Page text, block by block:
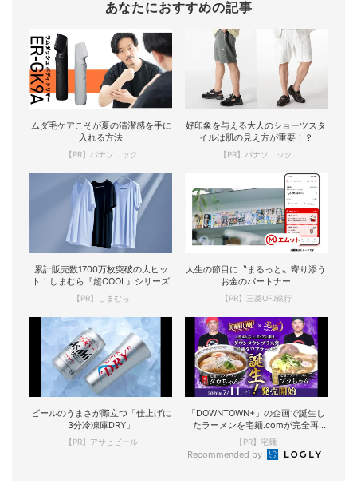
あなたにおすすめの記事
ムダ毛ケアこそが夏の清潔感を手に
入れる方法
【PR】パナソニック
好印象を与える大人のショーツスタ
イルは肌の見え方が重要！？
【PR】パナソニック
累計販売数1700万枚突破の大ヒッ
ト！しまむら『超COOL』シリーズ
【PR】しまむら
人生の節目に〝まるっと〟寄り添う
お金のパートナー
【PR】三菱UFJ銀行
ビールのうまさが際立つ「仕上げに
3分冷凍庫DRY」
【PR】アサヒビール
「DOWNTOWN+」の企画で誕生し
たラーメンを宅麺.comが完全再
現！
【PR】宅麺
Recommended by